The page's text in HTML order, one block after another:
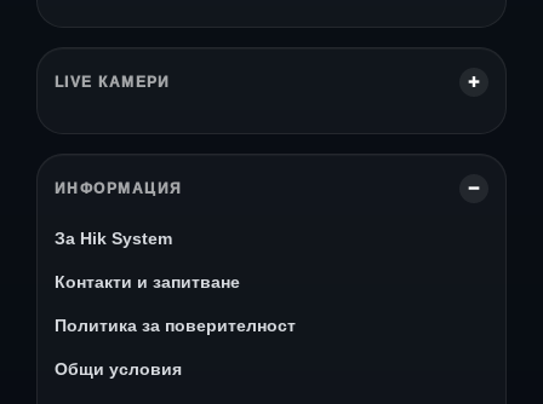
LIVE КАМЕРИ
ИНФОРМАЦИЯ
За Hik System
Контакти и запитване
Политика за поверителност
Общи условия